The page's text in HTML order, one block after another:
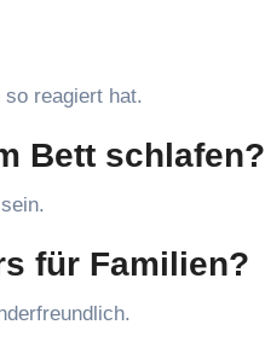
reagiert hat.
Bett schlafen?
für Familien?